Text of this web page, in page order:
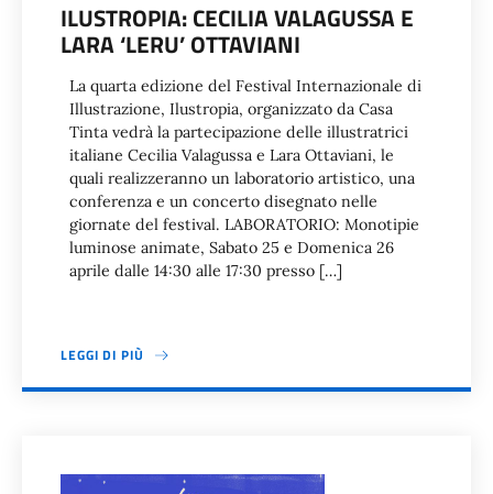
ILUSTROPIA: CECILIA VALAGUSSA E
LARA ‘LERU’ OTTAVIANI
La quarta edizione del Festival Internazionale di
Illustrazione, Ilustropia, organizzato da Casa
Tinta vedrà la partecipazione delle illustratrici
italiane Cecilia Valagussa e Lara Ottaviani, le
quali realizzeranno un laboratorio artistico, una
conferenza e un concerto disegnato nelle
giornate del festival. LABORATORIO: Monotipie
luminose animate, Sabato 25 e Domenica 26
aprile dalle 14:30 alle 17:30 presso […]
LEGGI DI PIÙ